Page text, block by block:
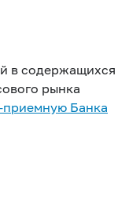
в содержащихся
рынка
приемную Банка